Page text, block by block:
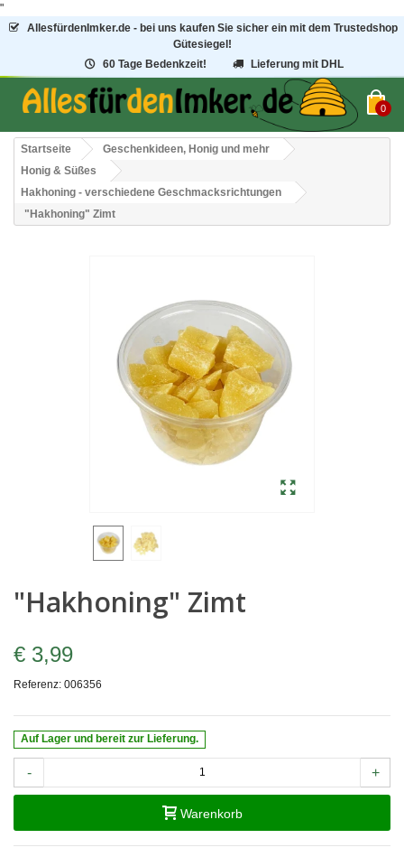
"
AllesfürdenImker.de - bei uns kaufen Sie sicher ein mit dem Trustedshop
Gütesiegel!
60 Tage Bedenkzeit!
Lieferung mit DHL
0
Startseite
Geschenkideen, Honig und mehr
Honig & Süßes
Hakhoning - verschiedene Geschmacksrichtungen
"Hakhoning" Zimt
"Hakhoning" Zimt
€ 3,99
Referenz: 006356
Auf Lager und bereit zur Lieferung.
- +
Warenkorb